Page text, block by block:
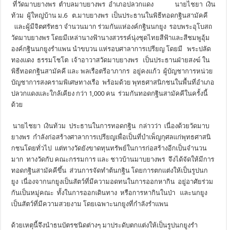
ที่วัดมาบยางพร ตำบลมาบยางพร อำเภอปลวกแดง นายไชยา เงิน
ท้วม ผู้ใหญ่บ้าน ม.6 ต.มาบยางพร เป็นประธานในพิธีทอดกฐินสามัคคี
และผู้มีจิตศรัทธา จำนวนมาก ร่วมกันแห่องค์กฐินนกยูง รอบพระอุโบสถ
วัดมาบยางพร โดยมีเหล่านางฟ้านางสวรรค์นุ่งชุดไทยสีฟ้าและสีชมพูอุ้ม
องค์กฐินนกยูงรำแพน นำขบวน แห่รอบศาลาการเปรียญ โดยมี
พระปลัด
ทองแดง ธรรมโชโต เจ้าอาวาสวัดมาบยางพร
เป็นประธานฝ่ายสงฆ์ ใน
พิธีทอดกฐินสามัคคี และ พลเรือตรีอาภากร อยู่คงแก้ว ผู้บัญชาการหน่วย
บัญชาการสงครามพิเศษทางเรือ พร้อมด้วย พุทธศาสนิกชนในพื้นที่อำเภอ
ปลวกแดงและใกล้เคียง กว่า 1 ,000 คน ร่วมกันทอดกฐินสามัคคีในครั้งนี้
ด้วย
นายไชยา เงินท้วม ประธานในการทอดกฐิน กล่าวว่า เนื่องด้วยวัดมาบ
ยางพร กำลังก่อสร้างศาลาการเปรียญเพื่อเป็นที่บำเพ็ญกุศลแก่พุทธศาสนิ
กชนโดยทั่วไป แต่ทางวัดยังขาดทุนทรัพย์ในการก่อสร้างอีกเป็นจำนวน
มาก ทางวัดกับ คณะกรรมการ และ ชาวบ้านมาบยางพร จึงได้จัดให้มีการ
ทอดกฐินสามัคคีขึ้น ส่วนการจัดทำต้นกฐิน โดยการตกแต่งให้เป็นรูปนก
ยูง เนื่องจากนกยูงเป็นสัตว์ที่มีความอดทนในการออกหากิน อยู่อาศัยร่วม
กันเป็นหมู่คณะ ทั้งในการออกเดินทาง หรือการหากินในป่า
และนกยูง
เป็นสัตว์ที่มีความสวยงาม โดยเฉพาะนกยูงที่กำลังรำแพน
ด้วยเหตุนี้จึงนำธนบัตรชนิดต่างๆ มาประดับตกแต่งให้เป็นรูปนกยูงรำ